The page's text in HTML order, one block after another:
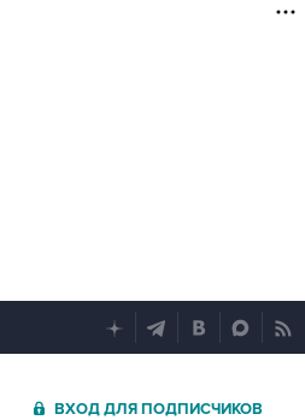
ВХОД ДЛЯ ПОДПИСЧИКОВ